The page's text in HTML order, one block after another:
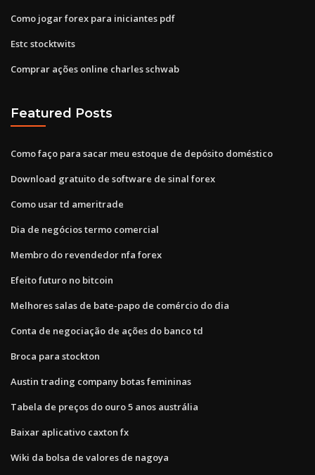
Como jogar forex para iniciantes pdf
Estc stocktwits
Comprar ações online charles schwab
Featured Posts
Como faço para sacar meu estoque de depósito doméstico
Download gratuito de software de sinal forex
Como usar td ameritrade
Dia de negócios termo comercial
Membro do revendedor nfa forex
Efeito futuro no bitcoin
Melhores salas de bate-papo de comércio do dia
Conta de negociação de ações do banco td
Broca para stockton
Austin trading company botas femininas
Tabela de preços do ouro 5 anos austrália
Baixar aplicativo caxton fx
Wiki da bolsa de valores de nagoya